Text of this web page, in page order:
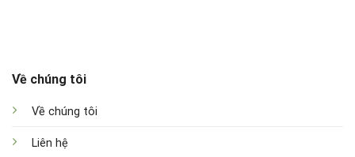
Về chúng tôi
Về chúng tôi
Liên hệ